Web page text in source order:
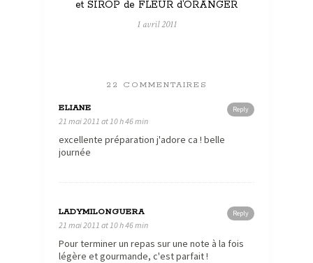
et SIROP de FLEUR d’ORANGER
1 avril 2011
22 COMMENTAIRES
Reply
ELIANE
21 mai 2011 at 10 h 46 min
excellente préparation j'adore ca ! belle
journée
Reply
LADYMILONGUERA
21 mai 2011 at 10 h 46 min
Pour terminer un repas sur une note à la fois
légère et gourmande, c'est parfait !